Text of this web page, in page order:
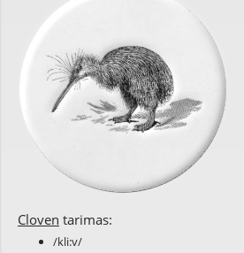
Cloven tarimas:
/kli:v/